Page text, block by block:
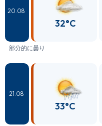
20.08
32°C
部分的に曇り
21.08
33°C